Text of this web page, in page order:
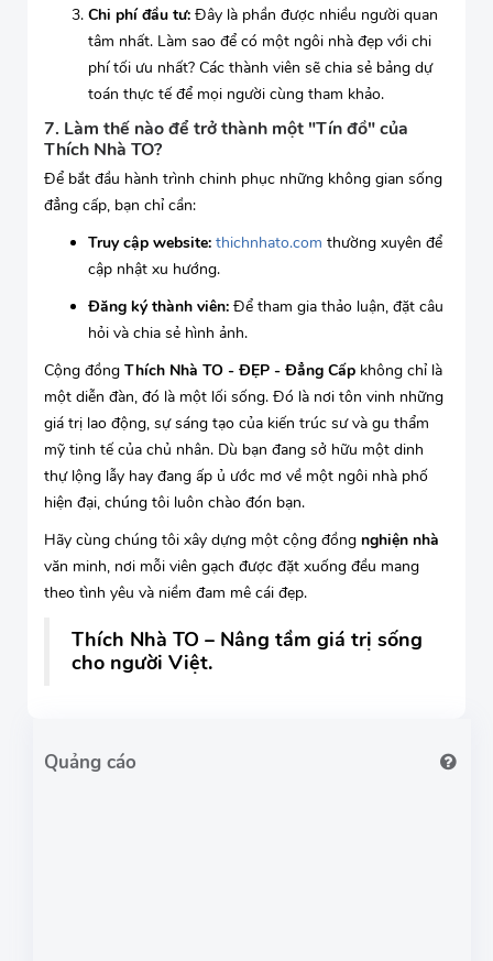
Chi phí đầu tư: Đây là phần được nhiều người quan
tâm nhất. Làm sao để có một ngôi nhà đẹp với chi
phí tối ưu nhất? Các thành viên sẽ chia sẻ bảng dự
toán thực tế để mọi người cùng tham khảo.
7. Làm thế nào để trở thành một "Tín đồ" của
Thích Nhà TO?
Để bắt đầu hành trình chinh phục những không gian sống
đẳng cấp, bạn chỉ cần:
Truy cập website: thichnhato.com thường xuyên để
cập nhật xu hướng.
Đăng ký thành viên: Để tham gia thảo luận, đặt câu
hỏi và chia sẻ hình ảnh.
Cộng đồng Thích Nhà TO - ĐẸP - Đẳng Cấp không chỉ là
một diễn đàn, đó là một lối sống. Đó là nơi tôn vinh những
giá trị lao động, sự sáng tạo của kiến trúc sư và gu thẩm
mỹ tinh tế của chủ nhân. Dù bạn đang sở hữu một dinh
thự lộng lẫy hay đang ấp ủ ước mơ về một ngôi nhà phố
hiện đại, chúng tôi luôn chào đón bạn.
Hãy cùng chúng tôi xây dựng một cộng đồng nghiện nhà
văn minh, nơi mỗi viên gạch được đặt xuống đều mang
theo tình yêu và niềm đam mê cái đẹp.
Thích Nhà TO – Nâng tầm giá trị sống
cho người Việt.